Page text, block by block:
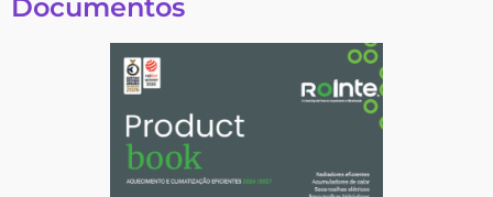
Documentos